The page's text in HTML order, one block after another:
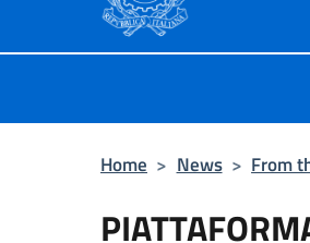
Home > News > From